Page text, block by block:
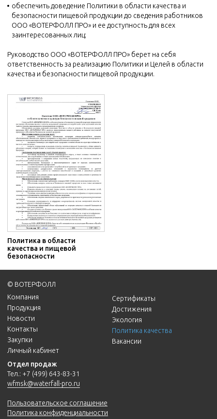
обеспечить доведение Политики в области качества и
безопасности пищевой продукции до сведения работников
ООО «ВОТЕРФОЛЛ ПРО» и ее доступность для всех
заинтересованных лиц;
Руководство ООО «ВОТЕРФОЛЛ ПРО» берет на себя
ответственность за реализацию Политики и Целей в области
качества и безопасности пищевой продукции.
Политика в области
качества и пищевой
безопасности
© ВОТЕРФОЛЛ
Компания
Продукция
Новости
Контакты
Закупки
Личный кабинет
Сертификаты
Достижения
Экология
Политика качества
Вакансии
Отдел продаж
Тел.: +7 (499) 643-83-31
wfmsk@waterfall-pro.ru
Пользовательское соглашение
Политика конфиденциальности